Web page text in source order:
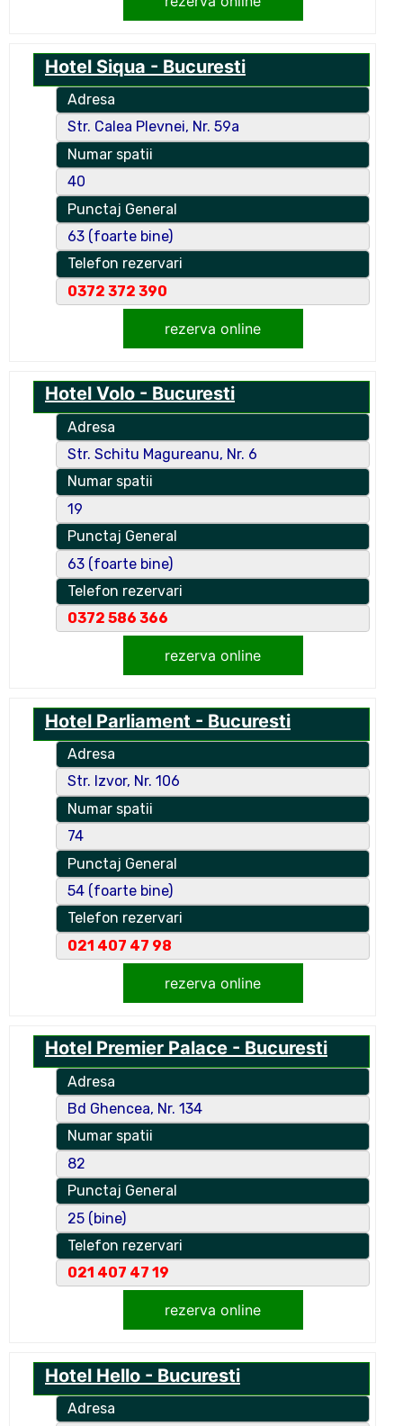
Hotel Siqua - Bucuresti
Adresa
Str. Calea Plevnei, Nr. 59a
Numar spatii
40
Punctaj General
63 (foarte bine)
Telefon rezervari
0372 372 390
rezerva online
Hotel Volo - Bucuresti
Adresa
Str. Schitu Magureanu, Nr. 6
Numar spatii
19
Punctaj General
63 (foarte bine)
Telefon rezervari
0372 586 366
rezerva online
Hotel Parliament - Bucuresti
Adresa
Str. Izvor, Nr. 106
Numar spatii
74
Punctaj General
54 (foarte bine)
Telefon rezervari
021 407 47 98
rezerva online
Hotel Premier Palace - Bucuresti
Adresa
Bd Ghencea, Nr. 134
Numar spatii
82
Punctaj General
25 (bine)
Telefon rezervari
021 407 47 19
rezerva online
Hotel Hello - Bucuresti
Adresa